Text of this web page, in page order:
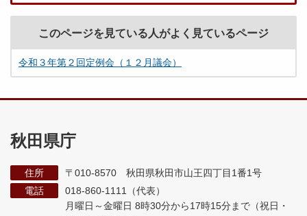
このページを見ている人がよく見ているページ
令和３年第２回定例会（１２月議会）
秋田県庁
住所
〒010-8570 秋田県秋田市山王四丁目1番1号
電話
018-860-1111（代表）
月曜日～金曜日 8時30分から17時15分まで （祝日・